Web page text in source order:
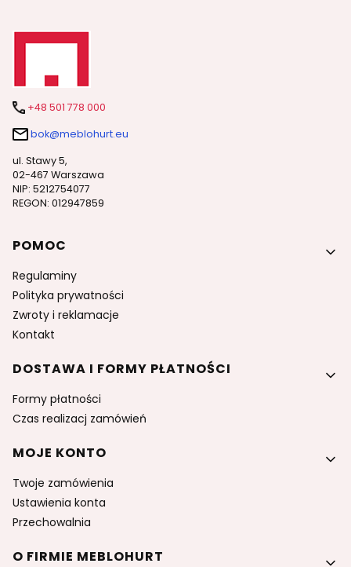
+48 501 778 000
bok@meblohurt.eu
ul. Stawy 5,
02-467 Warszawa
NIP: 5212754077
REGON: 012947859
Linki w stopce
POMOC
Regulaminy
Polityka prywatności
Zwroty i reklamacje
Kontakt
DOSTAWA I FORMY PŁATNOŚCI
Formy płatności
Czas realizacj zamówień
MOJE KONTO
Twoje zamówienia
Ustawienia konta
Przechowalnia
O FIRMIE MEBLOHURT